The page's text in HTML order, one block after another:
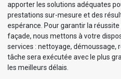
apporter les solutions adéquates
prestations sur-mesure et des
espérance. Pour garantir la
façade, nous mettons à votre
services : nettoyage, démoussage,
tâche sera exécutée avec le plus
les meilleurs délais.